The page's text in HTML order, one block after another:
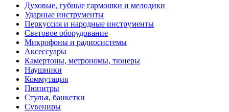
Духовые, губные гармошки и мелодики
Ударные инструменты
Перкуссия и народные инструменты
Световое оборудование
Микрофоны и радиосистемы
Аксессуары
Камертоны, метрономы, тюнеры
Наушники
Коммутация
Пюпитры
Стулья, банкетки
Сувениры